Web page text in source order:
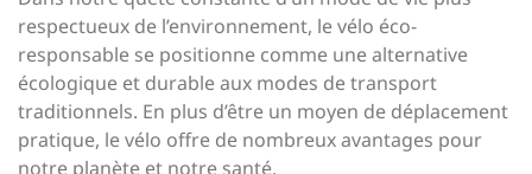
respectueux de l’environnement, le vélo éco-
responsable se positionne comme une alternative
écologique et durable aux modes de transport
traditionnels. En plus d’être un moyen de déplacement
pratique, le vélo offre de nombreux avantages pour
notre planète et notre santé.